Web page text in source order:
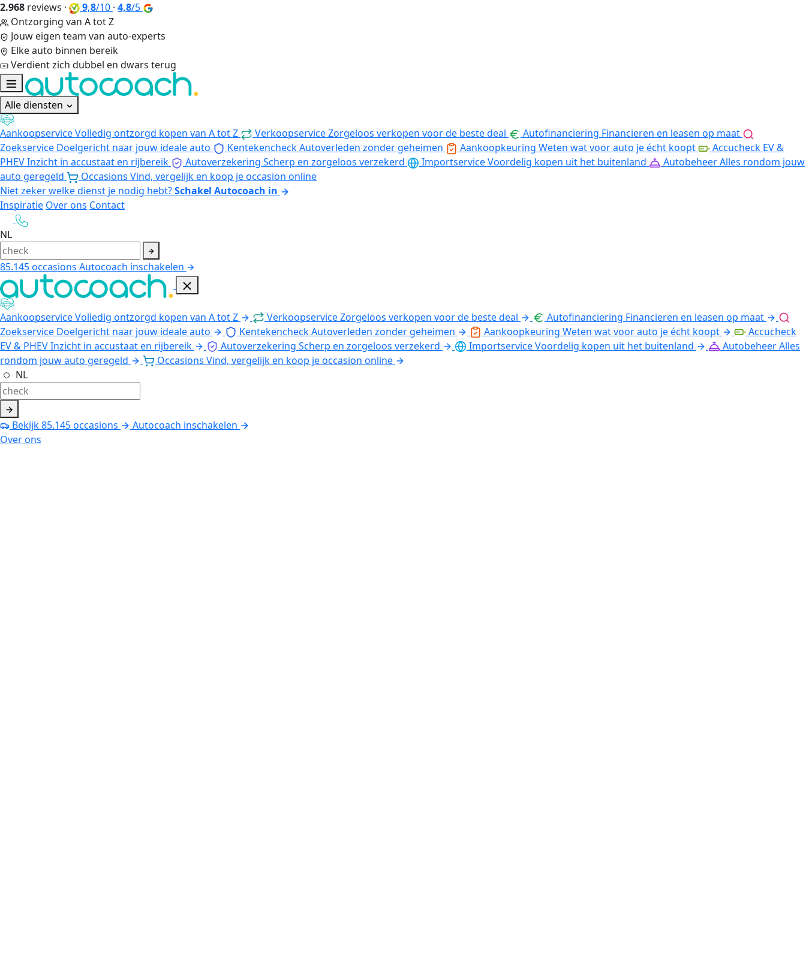
2.968 reviews · 9,8/10 · 4,8/5
Ontzorging van A tot Z
Jouw eigen team van auto-experts
Elke auto binnen bereik
Verdient zich dubbel en dwars terug
Alle diensten
AankoopserviceVolledig ontzorgd kopen van A tot Z VerkoopserviceZorgeloos verkopen voor de beste deal Autofinanciering Financieren en leasen op maat
Zoekservice Doelgericht naar jouw ideale auto KentekencheckAutoverleden zonder geheimen Aankoopkeuring Weten wat voor auto je écht koopt
Accucheck EV &
PHEVInzicht in accustaat en rijbereik Autoverzekering Scherp en zorgeloos verzekerd ImportserviceVoordelig kopen uit het buitenland AutobeheerAlles rondom jouw
auto geregeld
Occasions Vind, vergelijk en koop je occasion online
Niet zeker welke dienst je nodig hebt?Schakel Autocoach in
Inspiratie Over ons Contact
NL
85.145occasions Autocoach inschakelen
AankoopserviceVolledig ontzorgd kopen van A tot Z VerkoopserviceZorgeloos verkopen voor de beste deal Autofinanciering Financieren en leasen op maat
Zoekservice Doelgericht naar jouw ideale auto KentekencheckAutoverleden zonder geheimen Aankoopkeuring Weten wat voor auto je écht koopt
Accucheck
EV & PHEVInzicht in accustaat en rijbereik Autoverzekering Scherp en zorgeloos verzekerd ImportserviceVoordelig kopen uit het buitenland AutobeheerAlles
rondom jouw auto geregeld
Occasions Vind, vergelijk en koop je occasion online
NL
Bekijk85.145occasions
Autocoach inschakelen
Over ons